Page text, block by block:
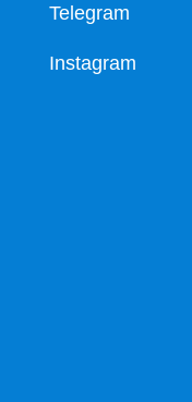
Telegram
Instagram